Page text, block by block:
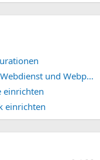
Synology DSM 7.2/7.3, Web Station 4, Webdienst und Webportal erstellen (ehemals vHost)
einrichten
einrichten